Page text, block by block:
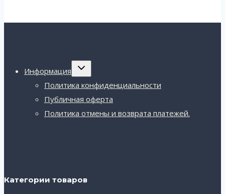
Информация
Переключить
Политика конфиденциальности
Публичная оферта
Политика отмены и возврата платежей.
Категории товаров